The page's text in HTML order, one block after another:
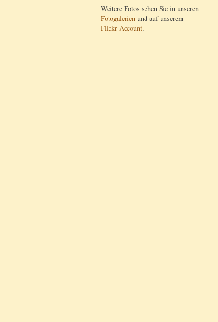
Weitere Fotos sehen Sie in unseren
Fotogalerien und auf unserem
Flickr-Account.